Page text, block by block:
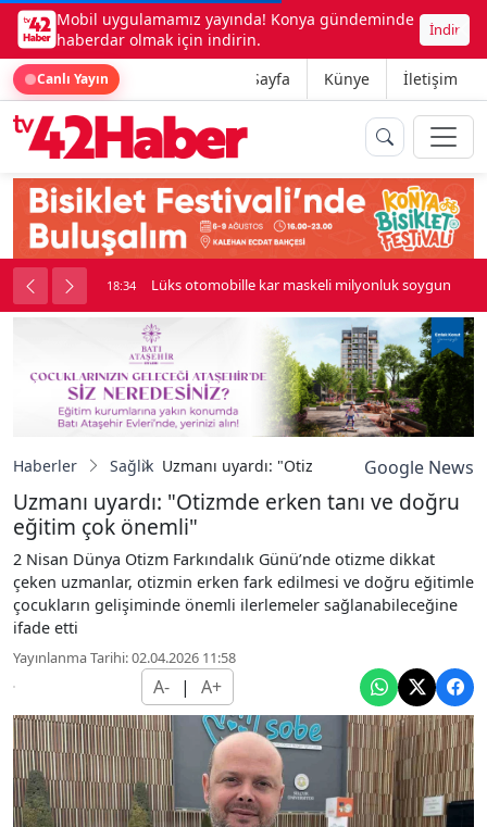
Mobil uygulamamız yayında! Konya gündeminde
haberdar olmak için indirin.
İndir
Canlı Yayın Ana Sayfa Künye İletişim
kavga çıktı 18:34 Lüks otomobille kar maskeli milyonluk soygun
Haberler Sağlık Uzmanı uyardı: "Otizmde erken tanı ve
Google News
Uzmanı uyardı: "Otizmde erken tanı ve doğru
eğitim çok önemli"
2 Nisan Dünya Otizm Farkındalık Günü’nde otizme dikkat
çeken uzmanlar, otizmin erken fark edilmesi ve doğru eğitimle
çocukların gelişiminde önemli ilerlemeler sağlanabileceğine
ifade etti
Yayınlanma Tarihi: 02.04.2026 11:58
A- | A+